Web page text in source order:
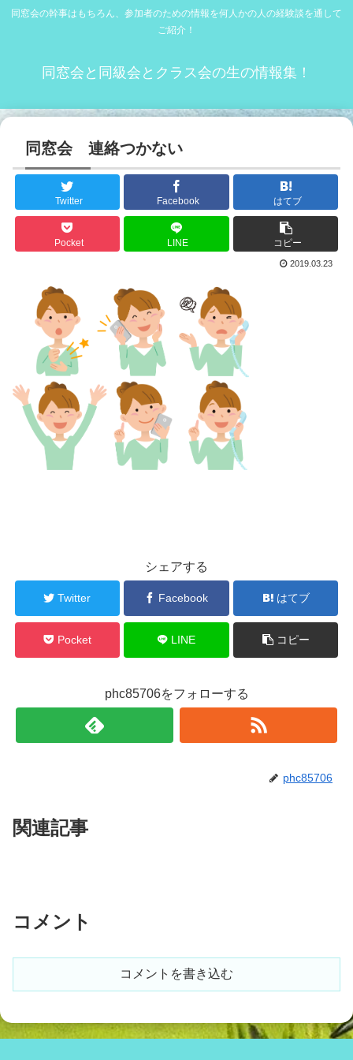
同窓会の幹事はもちろん、参加者のための情報を何人かの人の経験談を通して
ご紹介！
同窓会と同級会とクラス会の生の情報集！
同窓会 連絡つかない
Twitter Facebook はてブ
Pocket LINE コピー
2019.03.23
シェアする
Twitter Facebook はてブ
Pocket LINE コピー
phc85706をフォローする
phc85706
関連記事
コメント
コメントを書き込む